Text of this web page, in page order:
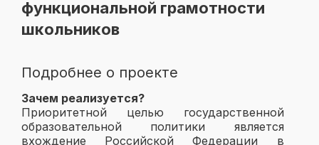
функциональной грамотности
школьников
Подробнее о проекте
Зачем реализуется?
Приоритетной целью государственной
образовательной политики является
вхождение Российской Федерации в